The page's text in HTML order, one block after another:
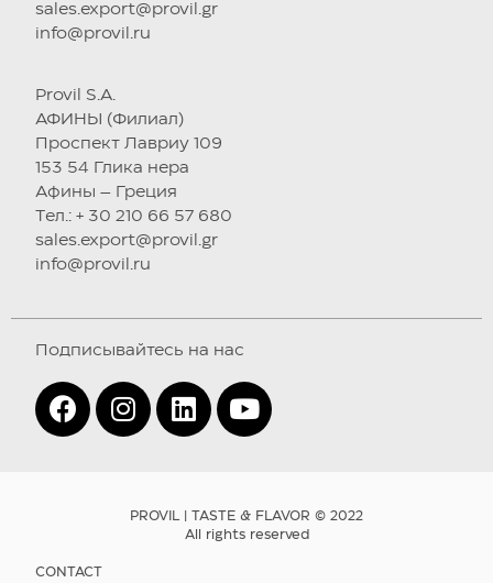
sales.export@provil.gr
info@provil.ru
Provil S.A.
АФИНЫ (Филиал)
Проспект Лавриу 109
153 54 Глика нера
Афины – Греция
Tел.: + 30 210 66 57 680
sales.export@provil.gr
info@provil.ru
Подписывайтесь на нас
PROVIL | TASTE & FLAVOR © 2022
All rights reserved
CONTACT